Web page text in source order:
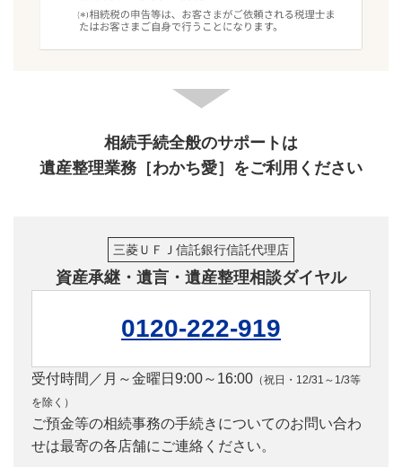
三菱ＵＦＪ信託銀行において委任事項の遂行が不能
［遺産整理業務手数料］
相続税評価額による遺産整理業務対象財産額に下記の
率を乗じた額の合計額（千円未満切り捨て）
遺産整理業務対象財産額
①MUFGグループ預かり財産（*1）の部分
②上記①以外の財産
1億円以下の部分
10億円超の部分
相続手続全般のサポートは
遺産整理業務［わかち愛］をご利用ください
三菱ＵＦＪ信託銀行信託代理店
資産承継・遺言・遺産整理相談ダイヤル
0120-222-919
受付時間／月～金曜日9:00～16:00 （祝日・12/31～1/3等
を除く）
ご預金等の相続事務の手続きについてのお問い合わ
せは最寄の各店舗にご連絡ください。